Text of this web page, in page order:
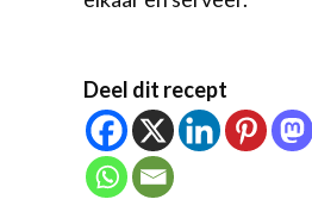
Deel dit recept